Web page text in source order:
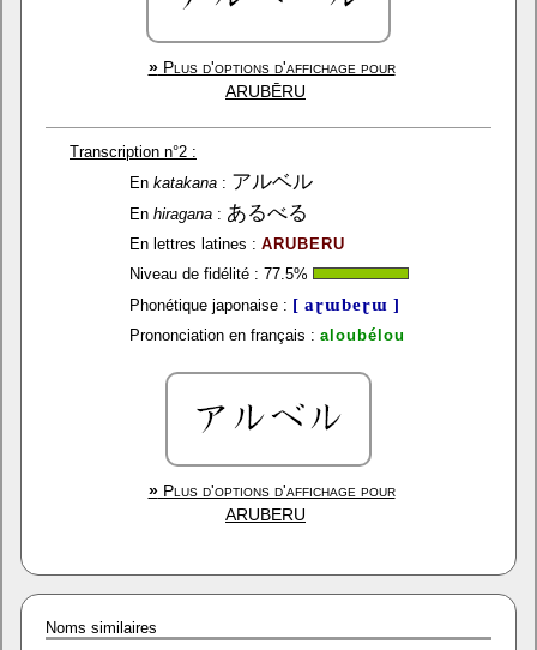
»Plus d'options d'affichage pour
ARUBĒRU
Transcription n°2 :
En katakana: アルベル
En hiragana: あるべる
En lettres latines : ARUBERU
Niveau de fidélité : 77.5%
Phonétique japonaise : [ aɽɯbeɽɯ ]
Prononciation en français : aloubélou
»Plus d'options d'affichage pour
ARUBERU
Noms similaires